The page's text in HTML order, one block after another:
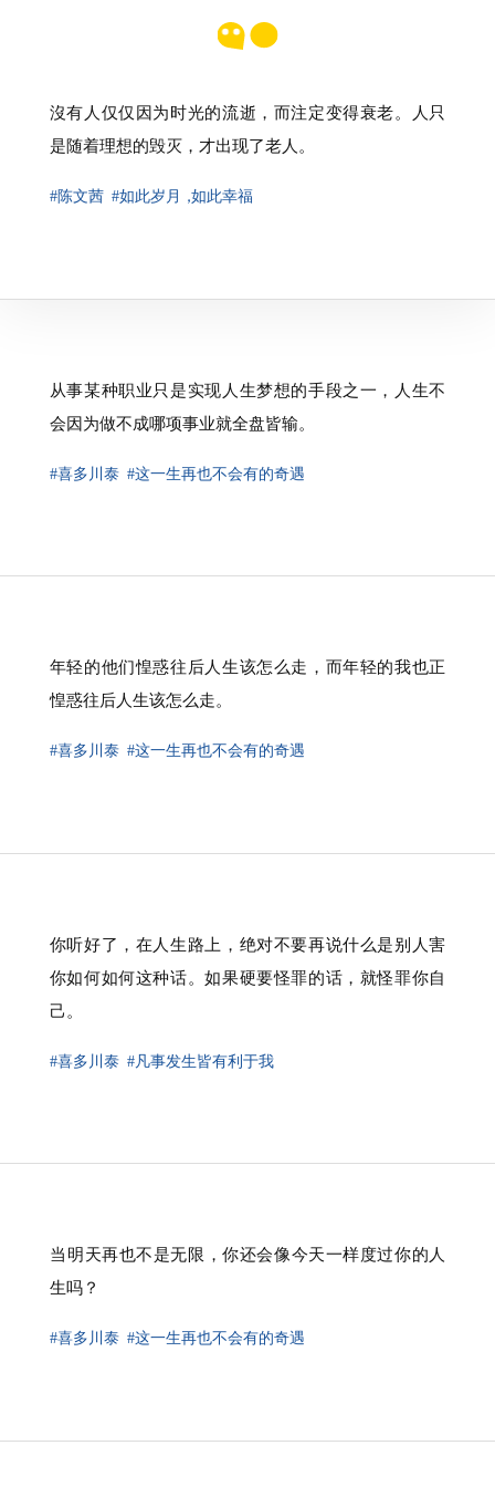
沒有人仅仅因为时光的流逝，而注定变得衰老。人只
是随着理想的毁灭，才出现了老人。
#陈文茜 #如此岁月 ，如此幸福
从事某种职业只是实现人生梦想的手段之一，人生不
会因为做不成哪项事业就全盘皆输。
#喜多川泰 #这一生再也不会有的奇遇
年轻的他们惶惑往后人生该怎么走，而年轻的我也正
惶惑往后人生该怎么走。
#喜多川泰 #这一生再也不会有的奇遇
你听好了，在人生路上，绝对不要再说什么是别人害
你如何如何这种话。如果硬要怪罪的话，就怪罪你自
己。
#喜多川泰 #凡事发生皆有利于我
⁠当明天再也不是无限，你还会像今天一样度过你的人
生吗？
#喜多川泰 #这一生再也不会有的奇遇